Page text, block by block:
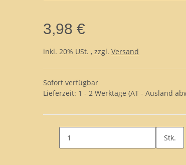
3,98 €
inkl. 20% USt. , zzgl. Versand
Sofort verfügbar
Lieferzeit: 1 - 2 Werktage (AT - Ausland
Stk.